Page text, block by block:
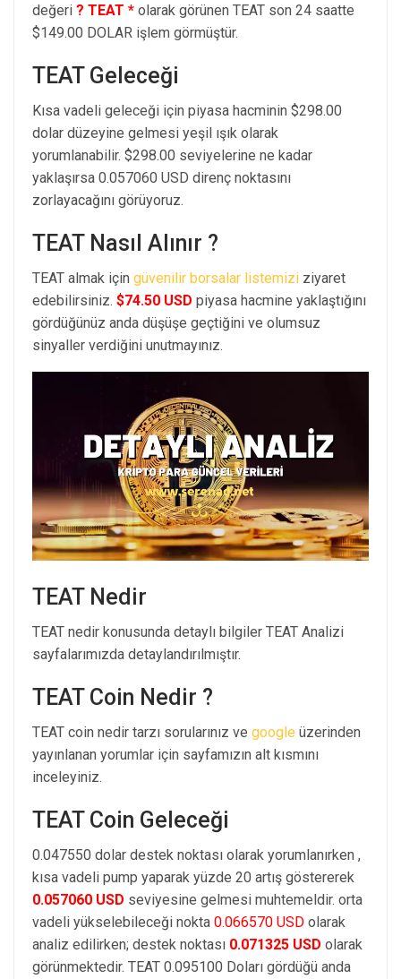
değeri ? TEAT * olarak görünen TEAT son 24 saatte
$149.00 DOLAR işlem görmüştür.
TEAT Geleceği
Kısa vadeli geleceği için piyasa hacminin $298.00
dolar düzeyine gelmesi yeşil ışık olarak
yorumlanabilir. $298.00 seviyelerine ne kadar
yaklaşırsa 0.057060 USD direnç noktasını
zorlayacağını görüyoruz.
TEAT Nasıl Alınır ?
TEAT almak için güvenilir borsalar listemizi ziyaret
edebilirsiniz. $74.50 USD piyasa hacmine yaklaştığını
gördüğünüz anda düşüşe geçtiğini ve olumsuz
sinyaller verdiğini unutmayınız.
TEAT Nedir
TEAT nedir konusunda detaylı bilgiler TEAT Analizi
sayfalarımızda detaylandırılmıştır.
TEAT Coin Nedir ?
TEAT coin nedir tarzı sorularınız ve google üzerinden
yayınlanan yorumlar için sayfamızın alt kısmını
inceleyiniz.
TEAT Coin Geleceği
0.047550 dolar destek noktası olarak yorumlanırken ,
kısa vadeli pump yaparak yüzde 20 artış göstererek
0.057060 USD seviyesine gelmesi muhtemeldir. orta
vadeli yükselebileceği nokta 0.066570 USD olarak
analiz edilirken; destek noktası 0.071325 USD olarak
görünmektedir. TEAT 0.095100 Doları gördüğü anda